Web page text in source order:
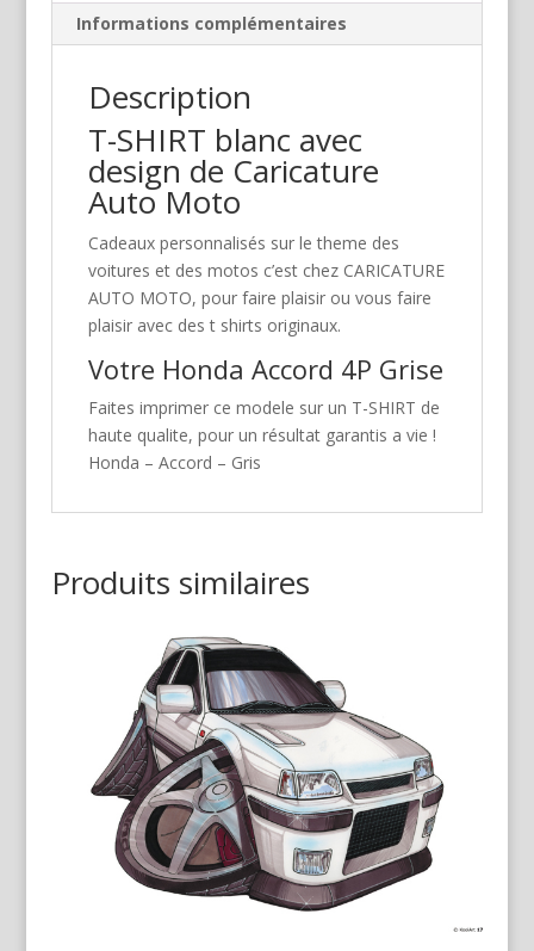
Informations complémentaires
Description
T-SHIRT blanc avec
design de Caricature
Auto Moto
Cadeaux personnalisés sur le theme des
voitures et des motos c’est chez CARICATURE
AUTO MOTO, pour faire plaisir ou vous faire
plaisir avec des t shirts originaux.
Votre Honda Accord 4P Grise
Faites imprimer ce modele sur un T-SHIRT de
haute qualite, pour un résultat garantis a vie !
Honda – Accord – Gris
Produits similaires